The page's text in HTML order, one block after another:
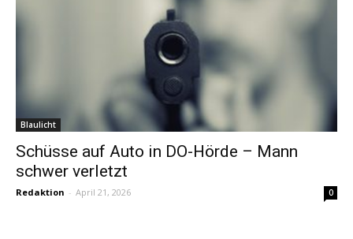
Blaulicht
Schüsse auf Auto in DO-Hörde – Mann
schwer verletzt
Redaktion - April 21, 2026 0